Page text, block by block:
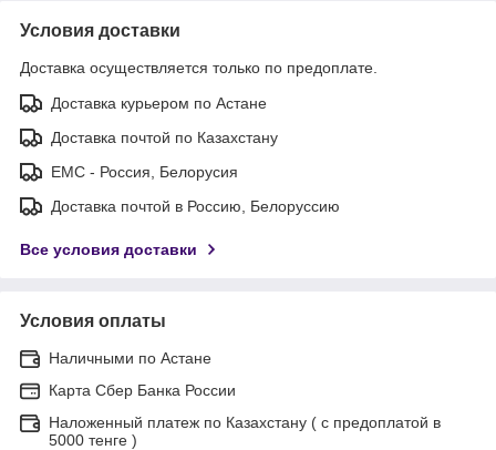
Условия доставки
Доставка осуществляется только по предоплате.
Доставка курьером по Астане
Доставка почтой по Казахстану
ЕМС - Россия, Белорусия
Доставка почтой в Россию, Белоруссию
Все условия доставки
Условия оплаты
Наличными по Астане
Карта Сбер Банка России
Наложенный платеж по Казахстану ( с предоплатой в
5000 тенге )